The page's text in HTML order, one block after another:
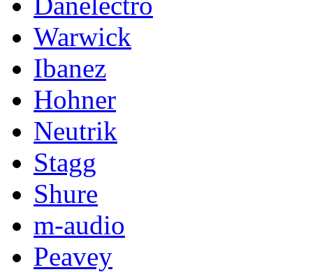
Warwick
Ibanez
Hohner
Neutrik
Stagg
Shure
m-audio
Peavey